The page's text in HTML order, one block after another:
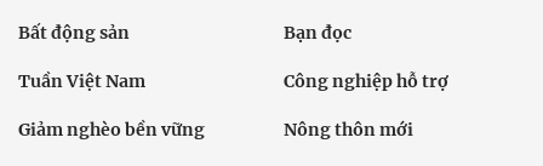
Bất động sản Bạn đọc
Tuần Việt Nam Công nghiệp hỗ trợ
Giảm nghèo bền vững Nông thôn mới